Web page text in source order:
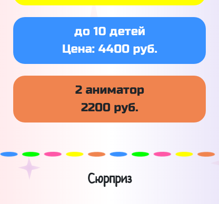
до 10 детей
Цена: 4400 руб.
2 аниматор
2200 руб.
Сюрприз